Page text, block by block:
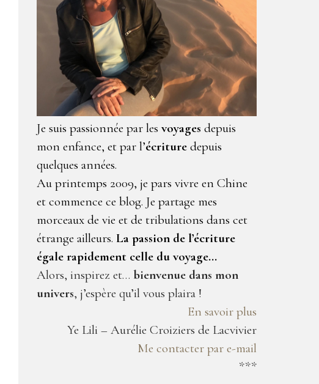
Je suis passionnée par les voyages depuis
mon enfance, et par l’écriture depuis
quelques années.
Au printemps 2009, je pars vivre en Chine
et commence ce blog. Je partage mes
morceaux de vie et de tribulations dans cet
étrange ailleurs. La passion de l’écriture
égale rapidement celle du voyage…
Alors, inspirez et… bienvenue dans mon
univers, j’espère qu’il vous plaira !
En savoir plus
Ye Lili – Aurélie Croiziers de Lacvivier
Me contacter par e-mail
***